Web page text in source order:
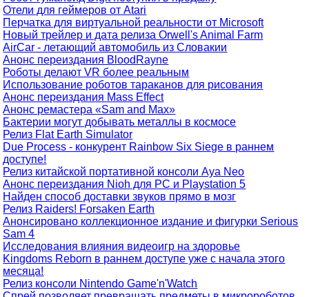
Отели для геймеров от Atari
Перчатка для виртуальной реальности от Microsoft
Новый трейлер и дата релиза Orwell's Animal Farm
AirCar - летающий автомобиль из Словакии
Анонс переиздания BloodRayne
Роботы делают VR более реальным
Использование роботов тараканов для рисования
Анонс переиздания Mass Effect
Анонс ремастера «Sam and Max»
Бактерии могут добывать металлы в космосе
Релиз Flat Earth Simulator
Due Process - конкурент Rainbow Six Siege в раннем
доступе!
Релиз китайской портативной консоли Aya Neo
Анонс переиздания Nioh для PC и Playstation 5
Найден способ доставки звуков прямо в мозг
Релиз Raiders! Forsaken Earth
Анонсировано коллекционное издание и фигурки Serious
Sam 4
Исследования влияния видеоигр на здоровье
Kingdoms Reborn в раннем доступе уже с начала этого
месяца!
Релиз консоли Nintendo Game'n'Watch